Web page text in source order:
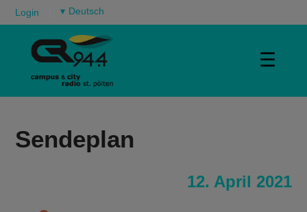
Login ▾
☰
Sendeplan
12. April 2021